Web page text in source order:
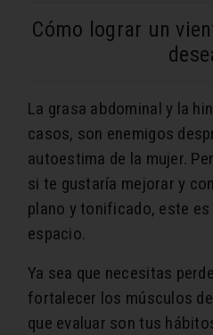
Cómo lograr un
La grasa abdominal y la
casos, son enemigos
autoestima de la mujer.
si te gustaría mejorar y
plano y tonificado, este
espacio.
Ya sea que necesitas
fortalecer los músculos
que evaluar son tus